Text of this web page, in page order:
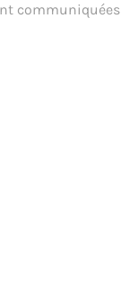
communiquées